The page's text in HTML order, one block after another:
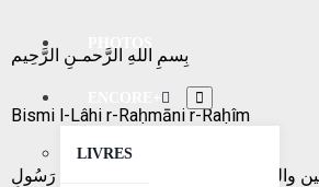
PHOTOS
LIVRES
بِسمِ اللهِ الرَّحمـنِ الرَّحِيم
Bismi l-Lâhi r-Raḥmāni r-Raḥîm
والصَّلاةُ والسَّلامُ عَلى سَيِّدِنَا مُحَمَّدٍ رَسُولِ